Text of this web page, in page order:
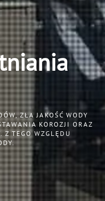
ZŁA JAKOŚĆ WODY
KOROZJI ORAZ
TEGO WZGLĘDU